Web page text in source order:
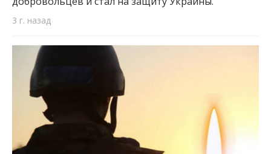
3 г. назад